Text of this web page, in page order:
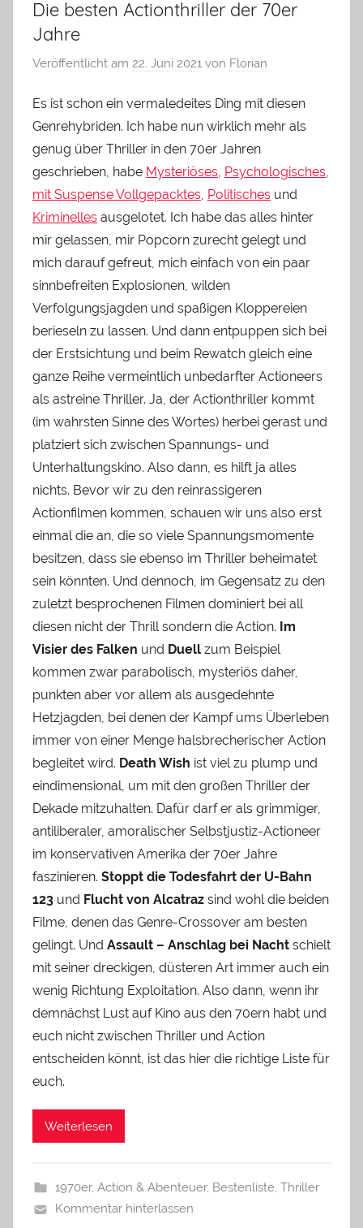
Die besten Actionthriller der 70er
Jahre
Veröffentlicht am 22. Juni 2021 von Florian
Es ist schon ein vermaledeites Ding mit diesen
Genrehybriden. Ich habe nun wirklich mehr als
genug über Thriller in den 70er Jahren
geschrieben, habe Mysteriöses, Psychologisches,
mit Suspense Vollgepacktes, Politisches und
Kriminelles ausgelotet. Ich habe das alles hinter
mir gelassen, mir Popcorn zurecht gelegt und
mich darauf gefreut, mich einfach von ein paar
sinnbefreiten Explosionen, wilden
Verfolgungsjagden und spaßigen Kloppereien
berieseln zu lassen. Und dann entpuppen sich bei
der Erstsichtung und beim Rewatch gleich eine
ganze Reihe vermeintlich unbedarfter Actioneers
als astreine Thriller. Ja, der Actionthriller kommt
(im wahrsten Sinne des Wortes) herbei gerast und
platziert sich zwischen Spannungs- und
Unterhaltungskino. Also dann, es hilft ja alles
nichts. Bevor wir zu den reinrassigeren
Actionfilmen kommen, schauen wir uns also erst
einmal die an, die so viele Spannungsmomente
besitzen, dass sie ebenso im Thriller beheimatet
sein könnten. Und dennoch, im Gegensatz zu den
zuletzt besprochenen Filmen dominiert bei all
diesen nicht der Thrill sondern die Action. Im
Visier des Falken und Duell zum Beispiel
kommen zwar parabolisch, mysteriös daher,
punkten aber vor allem als ausgedehnte
Hetzjagden, bei denen der Kampf ums Überleben
immer von einer Menge halsbrecherischer Action
begleitet wird. Death Wish ist viel zu plump und
eindimensional, um mit den großen Thriller der
Dekade mitzuhalten. Dafür darf er als grimmiger,
antiliberaler, amoralischer Selbstjustiz-Actioneer
im konservativen Amerika der 70er Jahre
faszinieren. Stoppt die Todesfahrt der U-Bahn
123 und Flucht von Alcatraz sind wohl die beiden
Filme, denen das Genre-Crossover am besten
gelingt. Und Assault – Anschlag bei Nacht schielt
mit seiner dreckigen, düsteren Art immer auch ein
wenig Richtung Exploitation. Also dann, wenn ihr
demnächst Lust auf Kino aus den 70ern habt und
euch nicht zwischen Thriller und Action
entscheiden könnt, ist das hier die richtige Liste für
euch.
Weiterlesen
1970er, Action & Abenteuer, Bestenliste, Thriller
Kommentar hinterlassen